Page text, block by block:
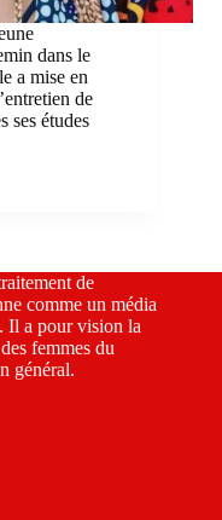
dans le
a mise en
de
ses études
de
comme un média
Il a pour vision la
femmes du
général.